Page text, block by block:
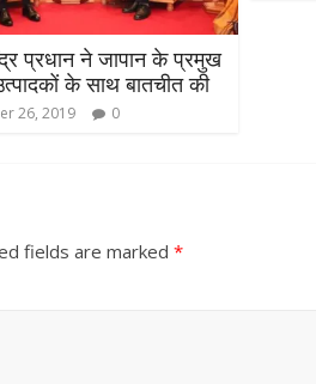
प्रधान ने जापान के प्रमुख
के साथ बातचीत की
26, 2019 0
fields are marked *